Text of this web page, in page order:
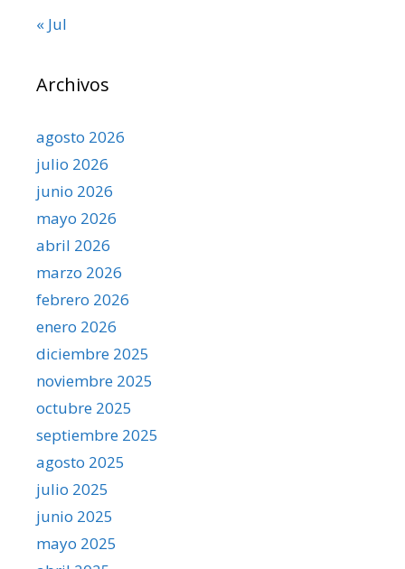
« Jul
Archivos
agosto 2026
julio 2026
junio 2026
mayo 2026
abril 2026
marzo 2026
febrero 2026
enero 2026
diciembre 2025
noviembre 2025
octubre 2025
septiembre 2025
agosto 2025
julio 2025
junio 2025
mayo 2025